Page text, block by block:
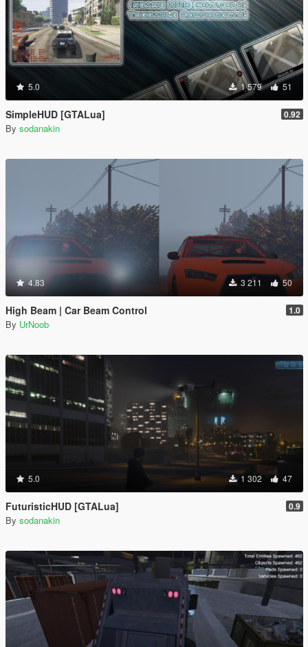
5.0 1 579 51
SimpleHUD [GTALua] 0.92
By sodanakin
4.83 3 211 50
High Beam | Car Beam Control 1.0
By UrNoob
5.0 1 302 47
FuturisticHUD [GTALua] 0.9
By sodanakin